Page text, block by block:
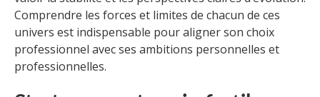
Comprendre les forces et limites de chacun de ces
univers est indispensable pour aligner son choix
professionnel avec ses ambitions personnelles et
professionnelles.